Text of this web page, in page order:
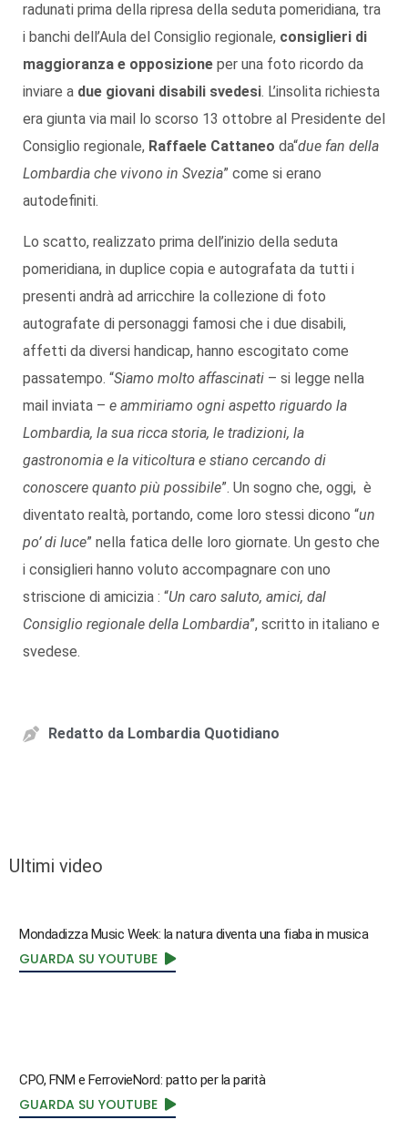
radunati prima della ripresa della seduta pomeridiana, tra
i banchi dell’Aula del Consiglio regionale, consiglieri di
maggioranza e opposizione per una foto ricordo da
inviare a due giovani disabili svedesi. L’insolita richiesta
era giunta via mail lo scorso 13 ottobre al Presidente del
Consiglio regionale, Raffaele Cattaneo da“due fan della
Lombardia che vivono in Svezia” come si erano
autodefiniti.
Lo scatto, realizzato prima dell’inizio della seduta
pomeridiana, in duplice copia e autografata da tutti i
presenti andrà ad arricchire la collezione di foto
autografate di personaggi famosi che i due disabili,
affetti da diversi handicap, hanno escogitato come
passatempo. “Siamo molto affascinati – si legge nella
mail inviata – e ammiriamo ogni aspetto riguardo la
Lombardia, la sua ricca storia, le tradizioni, la
gastronomia e la viticoltura e stiano cercando di
conoscere quanto più possibile”. Un sogno che, oggi, è
diventato realtà, portando, come loro stessi dicono “un
po’ di luce” nella fatica delle loro giornate. Un gesto che
i consiglieri hanno voluto accompagnare con uno
striscione di amicizia : “Un caro saluto, amici, dal
Consiglio regionale della Lombardia”, scritto in italiano e
svedese.
Redatto da Lombardia Quotidiano
Ultimi video
Mondadizza Music Week: la natura diventa una fiaba in musica
GUARDA SU YOUTUBE
CPO, FNM e FerrovieNord: patto per la parità
GUARDA SU YOUTUBE